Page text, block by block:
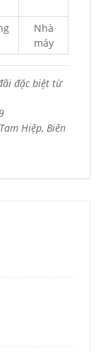
Nhà
máy
đặc biệt từ
Hiệp, Biên